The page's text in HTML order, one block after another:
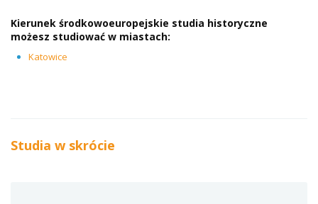
Kierunek środkowoeuropejskie studia historyczne
możesz studiować w miastach:
Katowice
Studia w skrócie